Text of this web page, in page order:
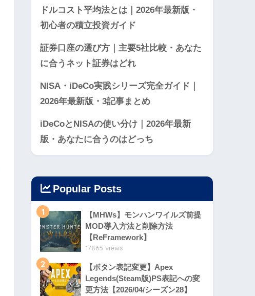
ドルコスト平均法とは｜2026年最新版・
初心者の積立投資ガイド
証券口座の選び方｜主要5社比較・あなた
に合うネット証券はどれ
NISA・iDeCo実践シリーズ完全ガイド｜
2026年最新版・3記事まとめ
iDeCoとNISAの使い分け｜2026年最新
版・あなたに合うのはどっち
Popular Posts
1
【MHWs】モンハンワイルズ前提
MOD導入方法と削除方法
【ReFramework】
17865 views
2
【ボタン表記変更】Apex
Legends(Steam版)PS表記への変
更方法【2026/04/シーズン28】